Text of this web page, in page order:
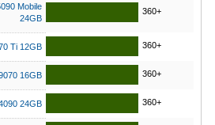
Mobile
24GB
360+
Ti 12GB 360+
16GB 360+
24GB 360+